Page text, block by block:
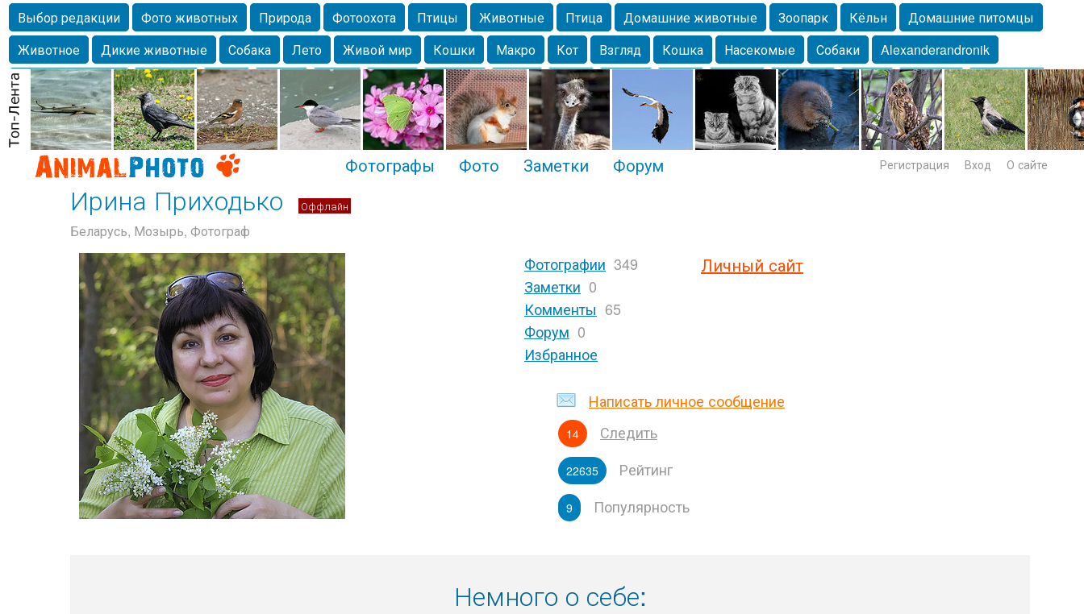
Выбор редакции Фото животных Природа Фотоохота Птицы Животные Птица Домашние животные Зоопарк Кёльн
Домашние питомцы
Животное
Дикие животные Собака Лето Живой мир Кошки Макро Кот Взгляд Кошка Насекомые Собаки
Alexanderandronik
Млекопитающие
Красота Фото Озеро Глаза Крым Москва Весна Парк Белка Морда Собачка Осень Портрет
Домашние
любимцы
Волгоград Лебедь Город Бабочка Чайка Лес Утки Николаев Насекомое Коты Lebert Дикие птицы Утка Самара
Лебеди
Спаниель
Фотографы Фото Заметки Форум Регистрация Вход О сайте
Ирина Приходько Оффлайн
Беларусь, Мозырь, Фотограф
Фотографии 349
Заметки 0
Комменты 65
Форум 0
Избранное
Личный сайт
Написать личное сообщение
14 Следить
22635 Рейтинг
9 Популярность
Немного о себе: